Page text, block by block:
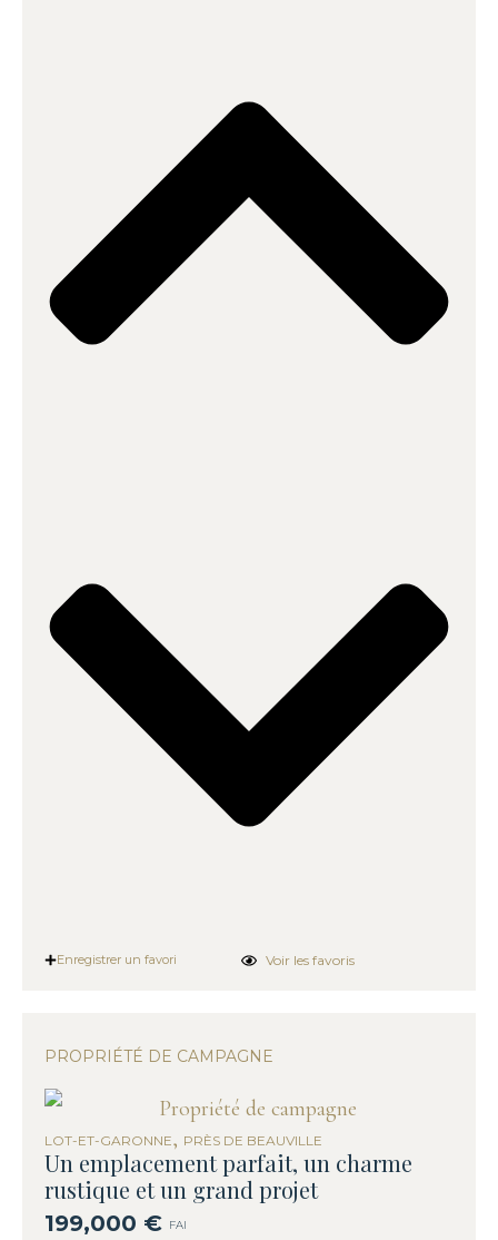
Enregistrer un favori Voir les favoris
PROPRIÉTÉ DE CAMPAGNE
LOT-ET-GARONNE, PRÈS DE BEAUVILLE
Un emplacement parfait, un charme
rustique et un grand projet
199,000 € FAI